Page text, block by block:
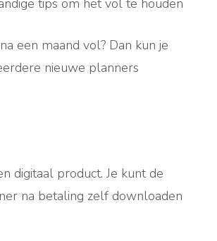
tips om het vol te houden
een maand vol? Dan kun je
nieuwe planners
digitaal product. Je kunt de
na betaling zelf downloaden